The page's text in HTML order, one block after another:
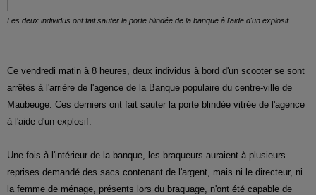
Les deux individus ont fait sauter la porte blindée de la banque à l'aide d'un explosif.
Ce vendredi matin à 8 heures, deux individus à bord d'un scooter se sont
arrêtés à l'arrière de l'agence de la Banque populaire du centre-ville de
Maubeuge. Ces derniers ont fait sauter la porte blindée vitrée de l'agence
à l'aide d'un explosif.
Une fois à l'intérieur de la banque, les braqueurs auraient à plusieurs
reprises demandé des sacs contenant de l'argent, mais ni le directeur, ni
la femme de ménage, présents lors du braquage, n'ont été capable de